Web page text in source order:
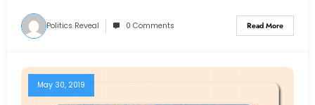
Politics Reveal 0 Comments Read More
May 30, 2019